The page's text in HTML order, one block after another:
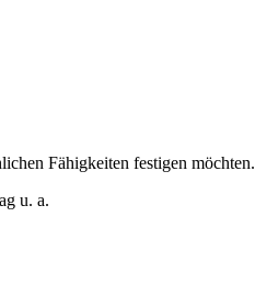
Fähigkeiten festigen möchten.
u. a.